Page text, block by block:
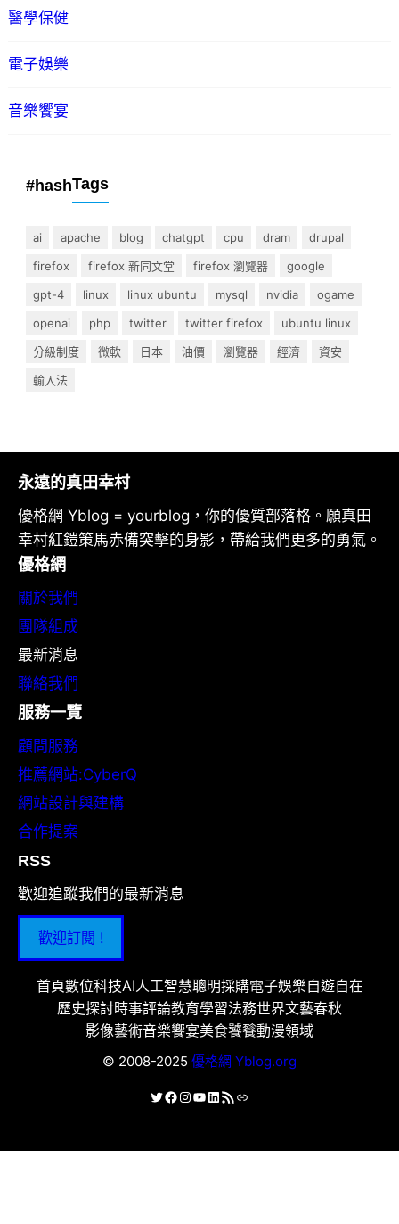
醫學保健
電子娛樂
音樂饗宴
#hashTags
ai apache blog chatgpt cpu dram
drupal
firefox
firefox 新同文堂 firefox 瀏覽器
google
gpt-4
linux linux ubuntu mysql nvidia
ogame
openai
php twitter twitter firefox
ubuntu linux
分級制度
微軟 日本 油價 瀏覽器 經濟
資安
輸入法
永遠的真田幸村
優格網 Yblog = yourblog，你的優質部落格。願真田
幸村紅鎧策馬赤備突擊的身影，帶給我們更多的勇氣。
優格網
關於我們
團隊組成
最新消息
聯絡我們
服務一覽
顧問服務
推薦網站:CyberQ
網站設計與建構
合作提案
RSS
歡迎追蹤我們的最新消息
歡迎訂閱 !
首頁數位科技AI人工智慧聰明採購電子娛樂自遊自在
歷史探討時事評論教育學習法務世界文藝春秋
影像藝術音樂饗宴美食饕餮動漫領域
© 2008-2025 優格網 Yblog.org
X Facebook
Instagram
YouTube
LinkedIn
RSS 資訊提供連結